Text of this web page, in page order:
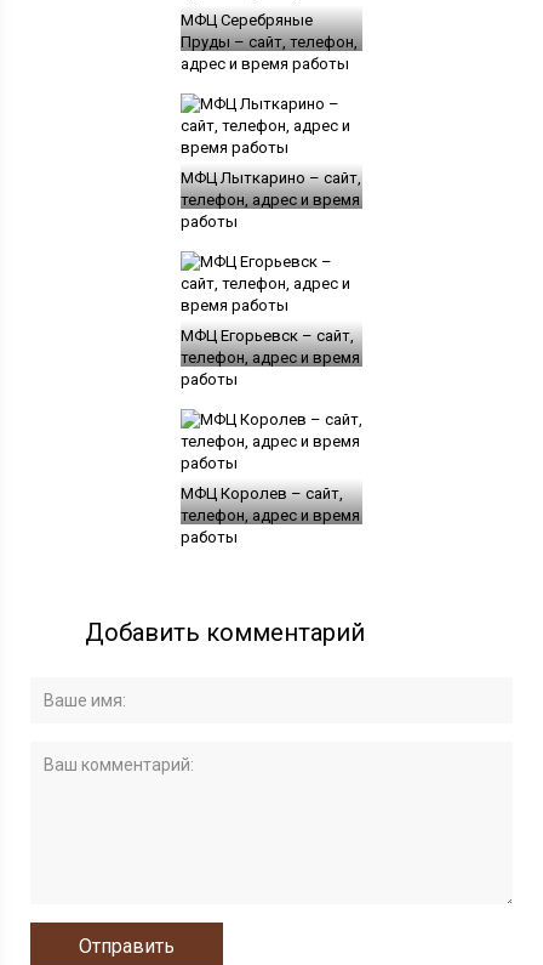
МФЦ Серебряные
Пруды – сайт, телефон,
адрес и время работы
МФЦ Лыткарино – сайт,
телефон, адрес и время
работы
МФЦ Егорьевск – сайт,
телефон, адрес и время
работы
МФЦ Королев – сайт,
телефон, адрес и время
работы
Добавить комментарий